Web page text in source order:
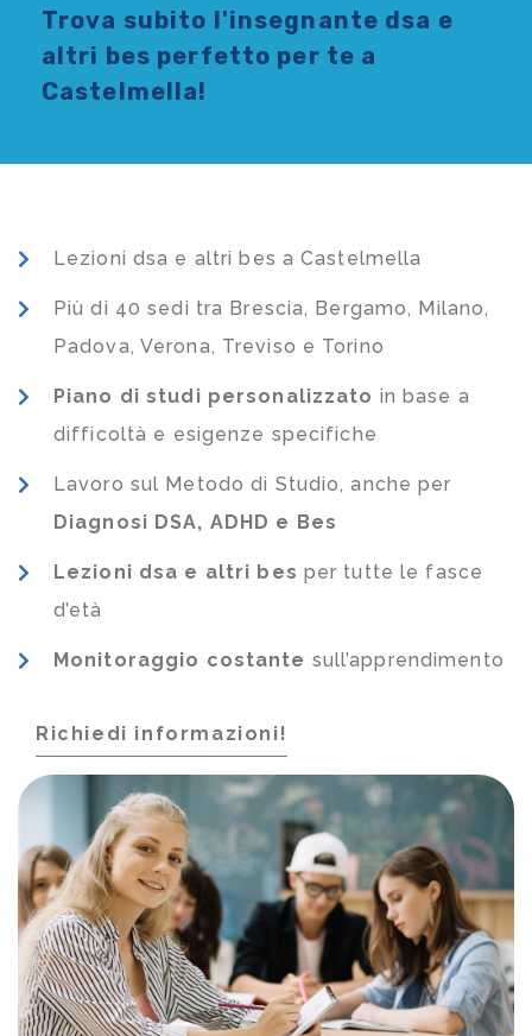
Trova subito l'insegnante dsa e
altri bes perfetto per te a
Castelmella!
Lezioni dsa e altri bes a Castelmella
Più di 40 sedi tra Brescia, Bergamo, Milano,
Padova, Verona, Treviso e Torino
Piano di studi personalizzato in base a
difficoltà e esigenze specifiche
Lavoro sul Metodo di Studio, anche per
Diagnosi DSA, ADHD e Bes
Lezioni dsa e altri bes per tutte le fasce
d’età
Monitoraggio costante sull’apprendimento
Richiedi informazioni!